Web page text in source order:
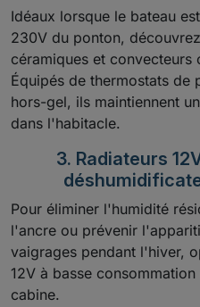
Idéaux lorsque le bateau
230V du ponton,
céramiques et convecteurs
Équipés de thermostats de
hors-gel, ils maintiennent
dans l'habitacle.
3. Radiateurs
Pour éliminer l'humidité
l'ancre ou prévenir
vaigrages pendant l'hiver,
12V à basse
cabine.